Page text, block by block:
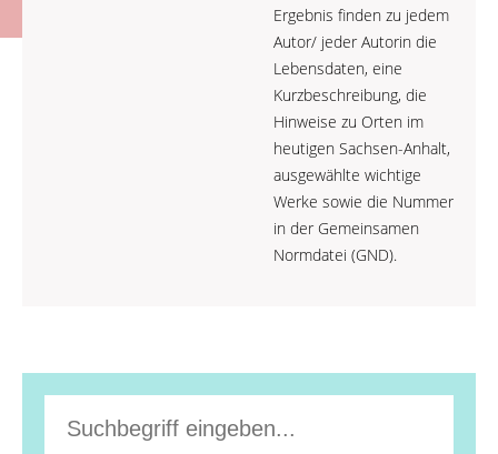
Ergebnis finden zu jedem
Autor/ jeder Autorin die
Lebensdaten, eine
Kurzbeschreibung, die
Hinweise zu Orten im
heutigen Sachsen-Anhalt,
ausgewählte wichtige
Werke sowie die Nummer
in der Gemeinsamen
Normdatei (GND).